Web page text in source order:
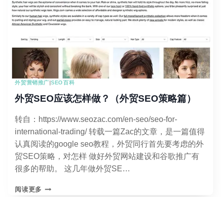
新
实
战
抖
音
TIKTOK
运
保
式
陪
跑
训
课
外贸营销推广|SEO百科
外贸SEO应该怎样做？（外贸SEO策略篇）
转自：https://www.seozac.com/en-seo/seo-for-
international-trading/ 转载一篇Zac的文章，是一篇值得
认真阅读的google seo教程，外贸同行首先要考虑的外
贸SEO策略，对怎样 做好外贸网站建设和谷歌推广有
很多的帮助。 这几年做外贸SE…
阅读更多 外